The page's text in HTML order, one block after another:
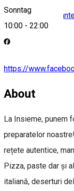
Sonntag
10:00 - 22:00
http://
https://
About
La Insieme, punem
preparatelor
rețete autentice,
Pizza, paste dar și
italiană, deserturi